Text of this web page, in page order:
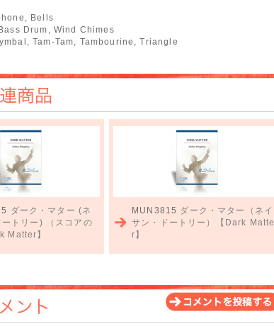
Bells
Drum, Wind Chimes
Tam-Tam, Tambourine, Triangle
品
ダーク・マター (ネ
ートリー) （スコアの
Matter】
MUN3815 ダーク・マター（ネイ
サン・ドートリー）【Dark Matte
r】
ト